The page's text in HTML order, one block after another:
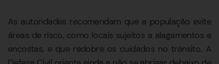
As autoridades recomendam que a população evite
áreas de risco, como locais sujeitos a alagamentos e
encostas, e que redobre os cuidados no trânsito. A